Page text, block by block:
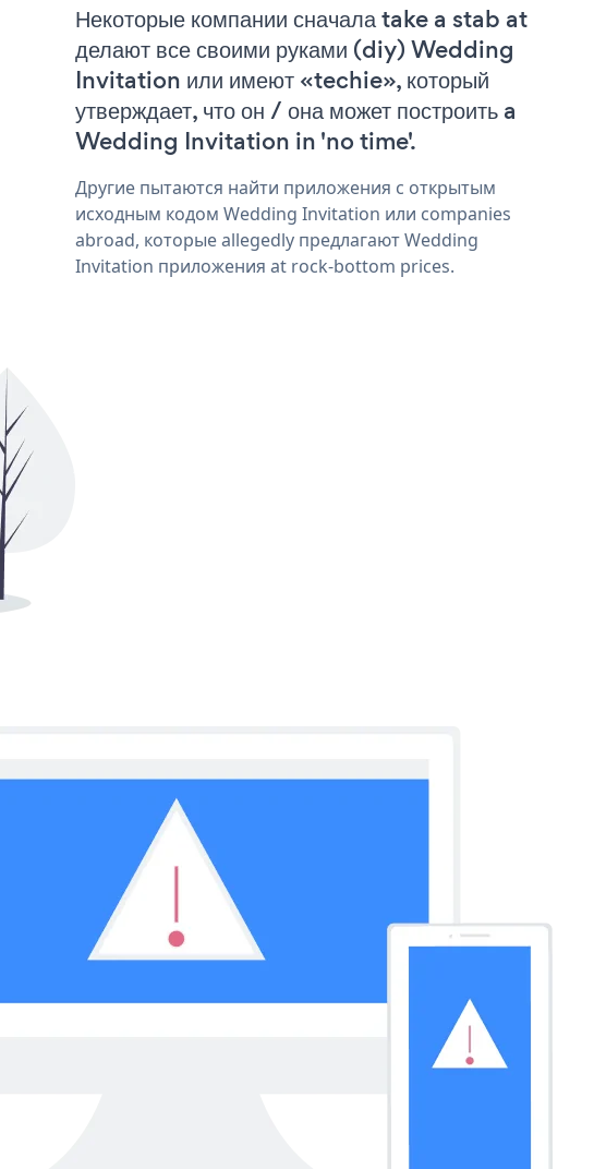
Некоторые компании сначала take a stab at
делают все своими руками (diy) Wedding
Invitation или имеют «techie», который
утверждает, что он / она может построить a
Wedding Invitation in 'no time'.
Другие пытаются найти приложения с открытым
исходным кодом Wedding Invitation или companies
abroad, которые allegedly предлагают Wedding
Invitation приложения at rock-bottom prices.